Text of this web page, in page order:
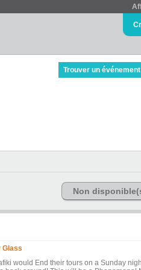
Trouver un événement
Non
Glass
would End their tours on a Sunday